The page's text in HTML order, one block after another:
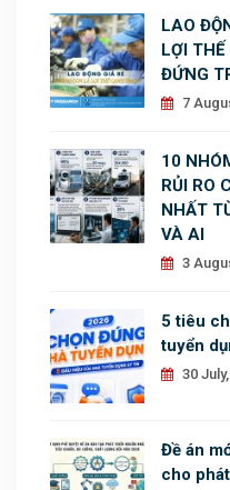
LAO
LỢI
ĐỨNG
7
10
RỦI RO
NHẤT
VÀ AI
3
5 tiêu
tuyển
30
Đề án
cho